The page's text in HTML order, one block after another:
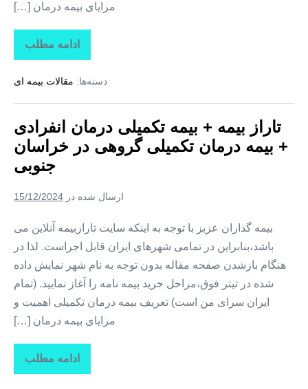
مزایای بیمه درمان […]
ادامه مطلب
تاراز
بیمه
بیمه
درمان
+
بیمه
درمان
تکمیلی
گروهی
البرز
دسته‌ها: مقالات بیمه ای
تاراز بیمه + بیمه تکمیلی درمان انفرادی
+ بیمه درمان تکمیلی گروهی در خراسان
جنوبی
ارسال شده در 15/12/2024
بیمه گذاران عزیز با توجه به اینکه سایت تارازبیمه آنلاین می
باشد،بنابراین در تمامی شهرهای ایران قابل اجراست. لذا در
هنگام بازشدن صفحه مقاله بدون توجه به نام شهر نمایش داده
شده در تیتر فوق،مراحل خرید بیمه نامه را آغاز نمایید. (تمام
ایران سرای من است) تعریف بیمه درمان تکمیلی اهمیت و
مزایای بیمه درمان […]
ادامه مطلب
تاراز
بیمه